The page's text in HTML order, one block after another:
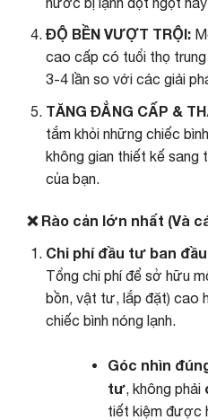
ĐỘ BỀN VƯỢT TRỘI:
cao cấp có tuổi thọ
3-4 lần so với các giải
TĂNG ĐẲNG CẤP &
tắm khỏi những chiếc
không gian thiết kế sang
của bạn.
❌ Rào cản lớn nhất (Và
Chi phí đầu tư ban
Tổng chi phí để sở hữu
bồn, vật tư, lắp đặt) cao
chiếc bình nóng lạnh.
Góc nhìn
tư, không phải
tiết kiệm được